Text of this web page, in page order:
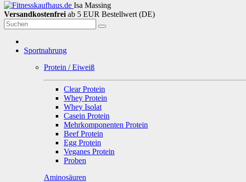
Isa Massing
Versandkostenfrei ab 5 EUR Bestellwert (DE)
Sportnahrung
Protein / Eiweiß
Clear Protein
Whey Protein
Whey Isolat
Casein Protein
Mehrkomponenten Protein
Beef Protein
Egg Protein
Veganes Protein
Proben
Aminosäuren